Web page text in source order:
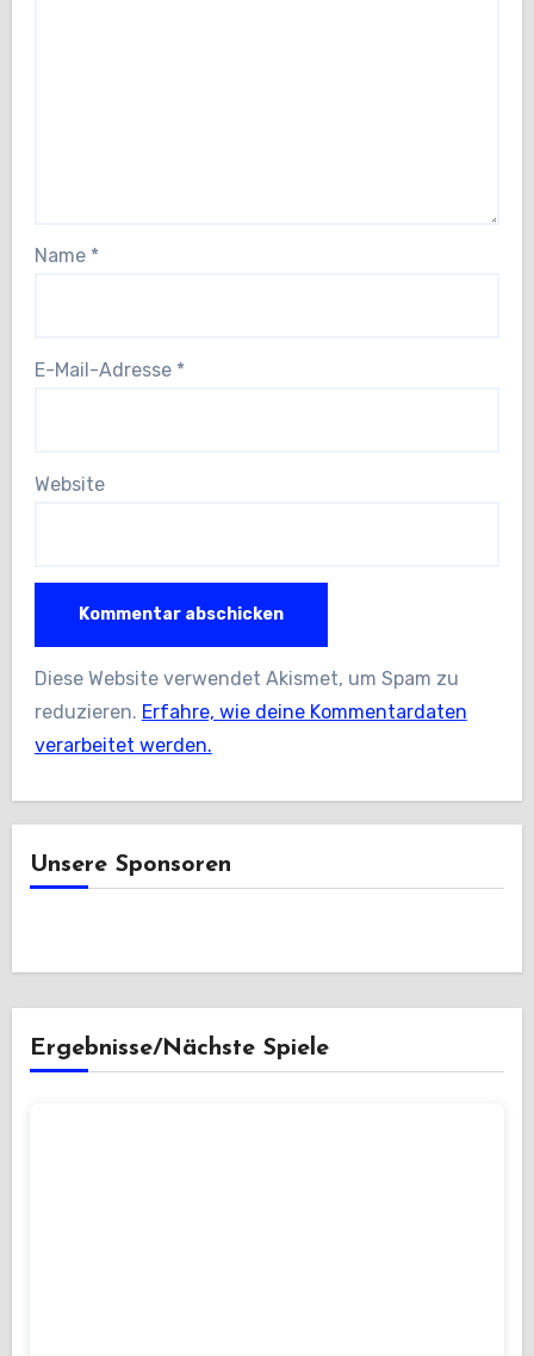
Name *
E-Mail-Adresse *
Website
Diese Website verwendet Akismet, um Spam zu
reduzieren. Erfahre, wie deine Kommentardaten
verarbeitet werden.
Unsere Sponsoren
Ergebnisse/Nächste Spiele